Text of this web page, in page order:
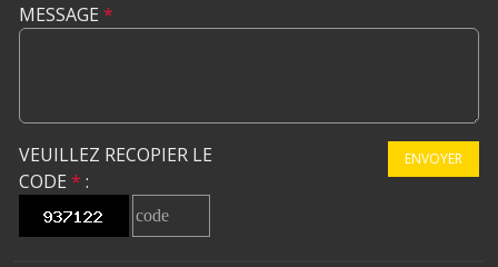
MESSAGE *
VEUILLEZ RECOPIER LE
CODE * :
ENVOYER